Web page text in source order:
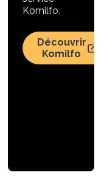
Komilfo.
Découvrir
Komilfo